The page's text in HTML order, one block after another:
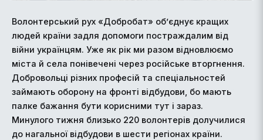
Волонтерський рух «Добробат» об’єднує кращих
людей країни задля допомоги постраждалим від
війни українцям. Уже як рік ми разом відновлюємо
міста й села понівечені через російське вторгнення.
Добровольці різних професій та спеціальностей
займають оборону на фронті відбудови, бо мають
палке бажання бути корисними тут і зараз.
Минулого тижня близько 220 волонтерів долучилися
до нагальної відбудови в шести регіонах країни.